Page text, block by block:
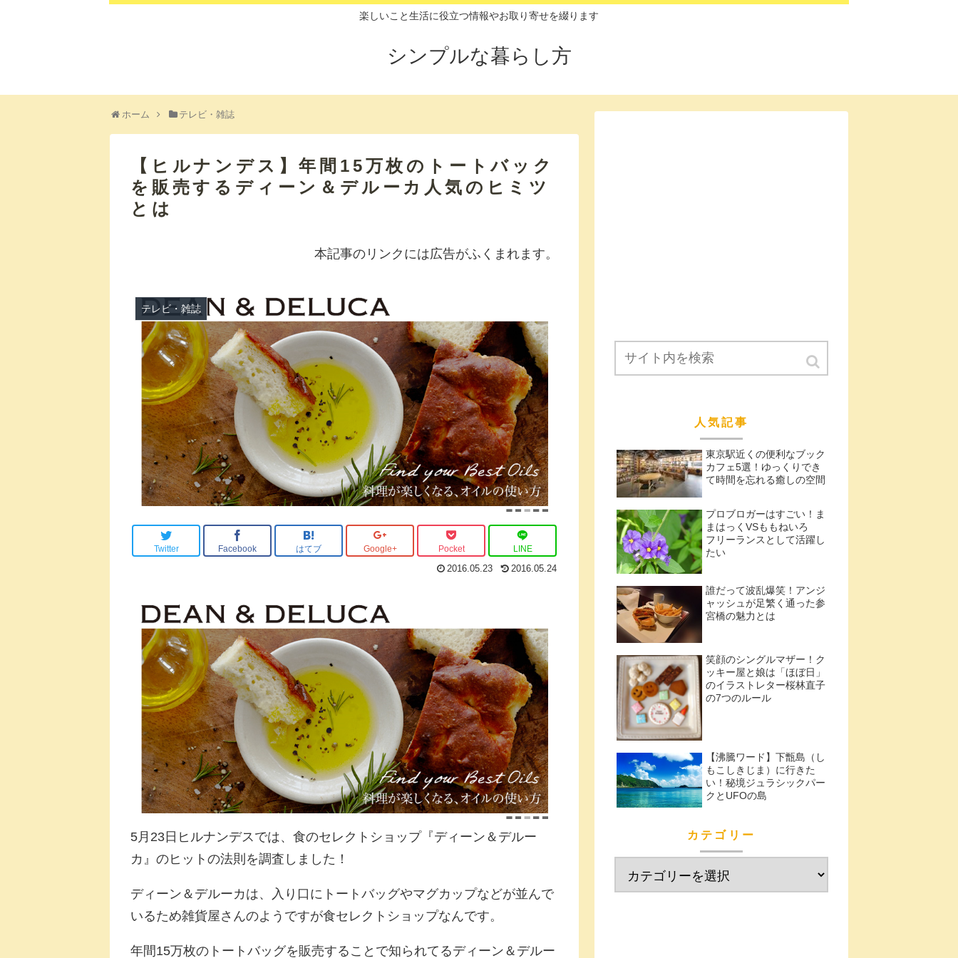
楽しいこと生活に役立つ情報やお取り寄せを綴ります
シンプルな暮らし方
ホーム テレビ・雑誌
【ヒルナンデス】年間15万枚のトートバック
を販売するディーン＆デルーカ人気のヒミツ
とは
本記事のリンクには広告がふくまれます。
テレビ・雑誌
Twitter Facebook はてブ Google+ Pocket LINE
2016.05.23 2016.05.24
5月23日ヒルナンデスでは、食のセレクトショップ『ディーン＆デルー
カ』のヒットの法則を調査しました！
ディーン＆デルーカは、入り口にトートバッグやマグカップなどが並んで
いるため雑貨屋さんのようですが食セレクトショップなんです。
年間15万枚のトートバッグを販売することで知られてるディーン＆デルー
人気記事
東京駅近くの便利なブック
カフェ5選！ゆっくりでき
て時間を忘れる癒しの空間
プロブロガーはすごい！ま
まはっくVSももねいろ
フリーランスとして活躍し
たい
誰だって波乱爆笑！アンジ
ャッシュが足繁く通った参
宮橋の魅力とは
笑顔のシングルマザー！ク
ッキー屋と娘は「ほぼ日」
のイラストレター桜林直子
の7つのルール
【沸騰ワード】下甑島（し
もこしきじま）に行きた
い！秘境ジュラシックパー
クとUFOの島
カテゴリー